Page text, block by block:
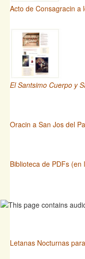
Acto de Consagracin a
El Santsimo Cuerpo y
Oracin a San Jos del
Biblioteca de PDFs (en
Letanas Nocturnas